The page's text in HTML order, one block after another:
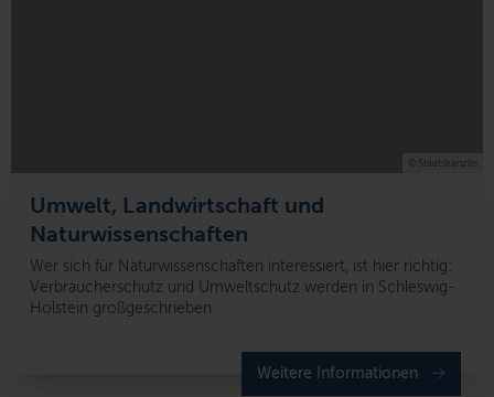
Umwelt, Landwirtschaft und
Naturwissenschaften
Wer sich für Naturwissenschaften interessiert, ist hier richtig:
Verbraucherschutz und Umweltschutz werden in Schleswig-
Holstein großgeschrieben.
Weitere Informationen
© Staatskanzlei